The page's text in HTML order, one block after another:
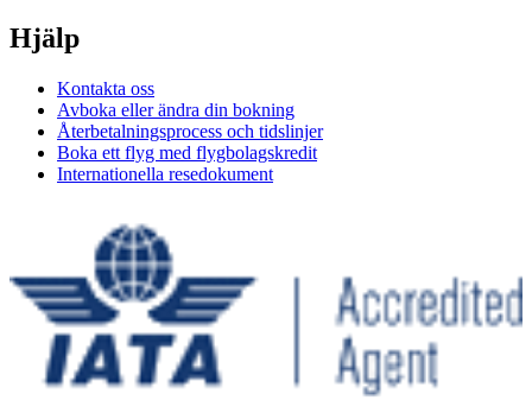
Hjälp
Kontakta oss
Avboka eller ändra din bokning
Återbetalningsprocess och tidslinjer
Boka ett flyg med flygbolagskredit
Internationella resedokument